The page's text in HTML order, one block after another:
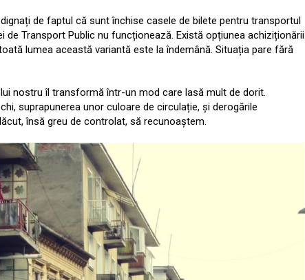
de faptul că sunt închise casele de bilete pentru transportul
de Transport Public nu funcționează. Există opțiunea achiziționării
lumea această variantă este la îndemână. Situația pare fără
nostru îl transformă într-un mod care lasă mult de dorit.
suprapunerea unor culoare de circulație, și derogările
însă greu de controlat, să recunoaștem.